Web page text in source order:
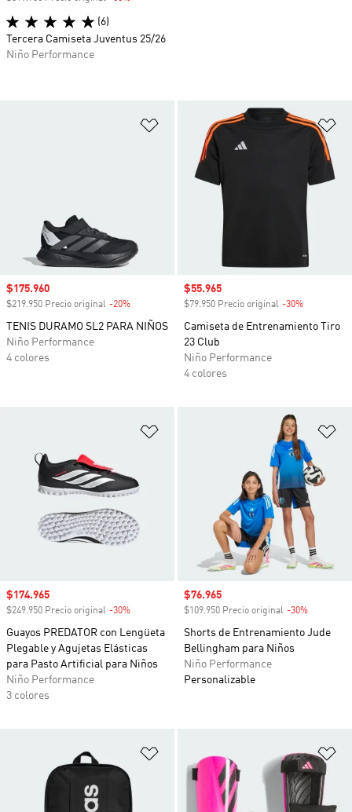
Añadir a la lista de deseos
Precio de venta
$175.960
$219.950 Precio original -20%
TENIS DURAMO SL2 PARA NIÑOS
Niño Performance
4 colores
Precio de venta
$55.965
$79.950 Precio original -30%
Camiseta de Entrenamiento Tiro
23 Club
Niño Performance
4 colores
Añadir a la lista de deseos
Precio de venta
$174.965
$249.950 Precio original -30%
Guayos PREDATOR con Lengüeta
Plegable y Agujetas Elásticas
para Pasto Artificial para Niños
Niño Performance
3 colores
Precio de venta
$76.965
$109.950 Precio original -30%
Shorts de Entrenamiento Jude
Bellingham para Niños
Niño Performance
Personalizable
(6)
Tercera Camiseta Juventus 25/26
Niño Performance